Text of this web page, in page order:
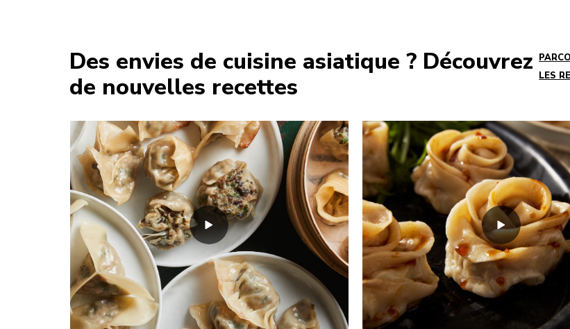
Des envies de cuisine asiatique ? Découvrez
de nouvelles recettes
LES